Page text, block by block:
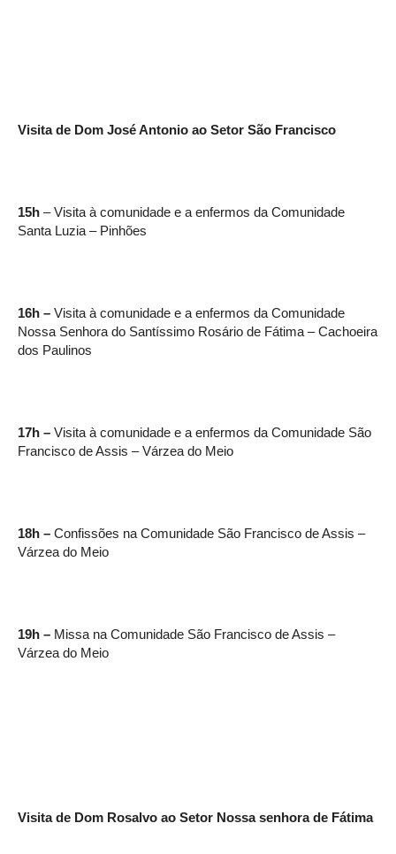
Visita de Dom José Antonio ao Setor São Francisco
15h – Visita à comunidade e a enfermos da Comunidade
Santa Luzia – Pinhões
16h – Visita à comunidade e a enfermos da Comunidade
Nossa Senhora do Santíssimo Rosário de Fátima – Cachoeira
dos Paulinos
17h – Visita à comunidade e a enfermos da Comunidade São
Francisco de Assis – Várzea do Meio
18h – Confissões na Comunidade São Francisco de Assis –
Várzea do Meio
19h – Missa na Comunidade São Francisco de Assis –
Várzea do Meio
Visita de Dom Rosalvo ao Setor Nossa senhora de Fátima